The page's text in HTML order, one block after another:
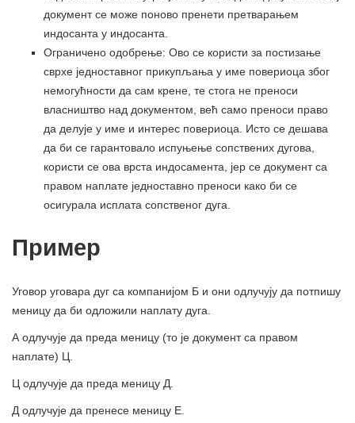
документ се може поново пренети претварањем
индосанта у индосанта.
Ограничено одобрење: Ово се користи за постизање
сврхе једноставног прикупљања у име повериоца због
немогућности да сам крене, те стога не преноси
власништво над документом, већ само преноси право
да делује у име и интерес повериоца. Исто се дешава
да би се гарантовало испуњење сопствених дугова,
користи се ова врста индосамента, јер се документ са
правом наплате једноставно преноси како би се
осигурала исплата сопственог дуга.
Пример
Уговор уговара дуг са компанијом Б и они одлучују да потпишу
меницу да би одложили наплату дуга.
А одлучује да преда меницу (то је документ са правом
наплате) Ц.
Ц одлучује да преда меницу Д.
Д одлучује да пренесе меницу Е.